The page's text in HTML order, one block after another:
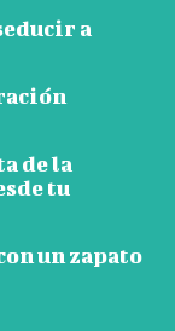
a
de la
tu
un zapato